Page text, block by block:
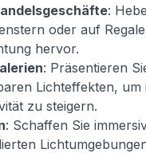
:
oder auf
hervor.
: Präsentieren
Lichteffekten, um
zu steigern.
: Schaffen Sie